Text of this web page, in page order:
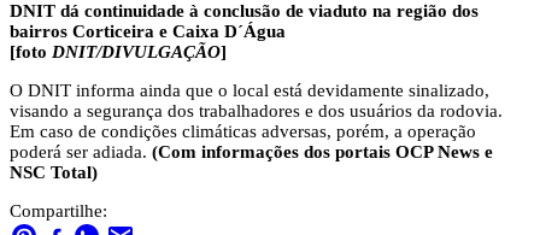
DNIT dá continuidade à conclusão de viaduto na região dos
bairros Corticeira e Caixa D´Água
[foto DNIT/DIVULGAÇÃO]
O DNIT informa ainda que o local está devidamente sinalizado,
visando a segurança dos trabalhadores e dos usuários da rodovia.
Em caso de condições climáticas adversas, porém, a operação
poderá ser adiada. (Com informações dos portais OCP News e
NSC Total)
Compartilhe: